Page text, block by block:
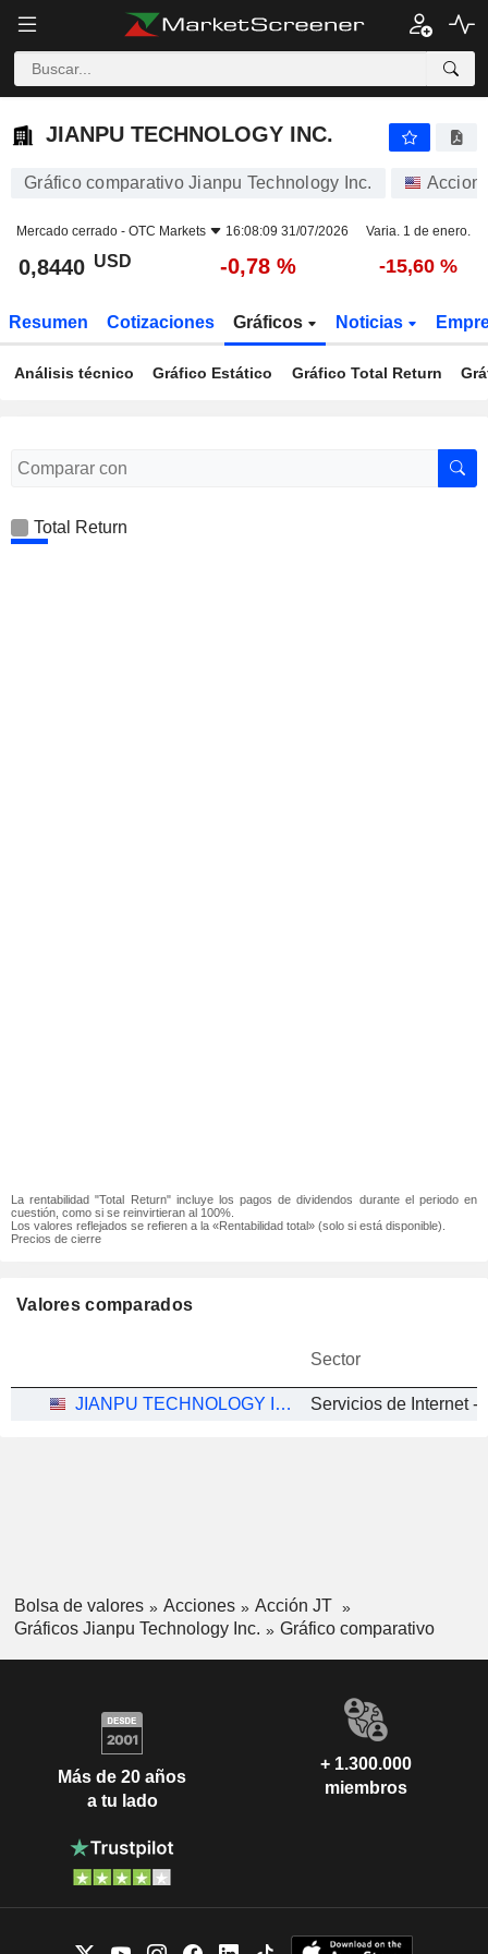
JIANPU TECHNOLOGY INC.
JIANPU TECHNOLOGY INC.
Gráfico comparativo Jianpu Technology Inc.
Mercado cerrado - OTC Markets 16:08:09 31/07/2026 Varia. 1 de enero.
0,8440 USD -0,78 % -15,60 %
Resumen Cotizaciones Gráficos Noticias
Análisis técnico Gráfico Estático Gráfico Total Return
Total Return
La rentabilidad "Total Return" incluye los pagos de dividendos durante el periodo en
cuestión, como si se reinvirtieran al 100%.
Los valores reflejados se refieren a la «Rentabilidad total» (solo si está disponible).
Precios de cierre
Valores comparados
Sector
JIANPU TECHNOLOGY INC. Servicios de Internet -
Bolsa de valores Acciones
Acción JT
Gráficos Jianpu Technology Inc.
Gráfico comparativo
Más de 20 años
a tu lado
+ 1.300.000
miembros